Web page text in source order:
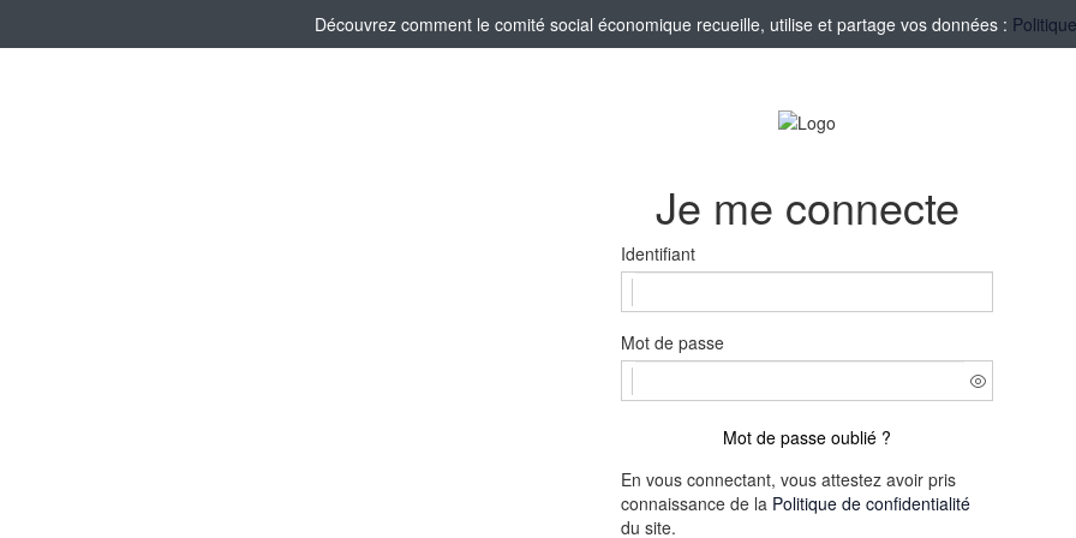
Découvrez comment le comité social économique recueille, utilise et partage vos données :
Je me connecte
Identifiant
Mot de passe
Mot de passe oublié ?
En vous connectant, vous attestez avoir pris
connaissance de la Politique de confidentialité
du site.